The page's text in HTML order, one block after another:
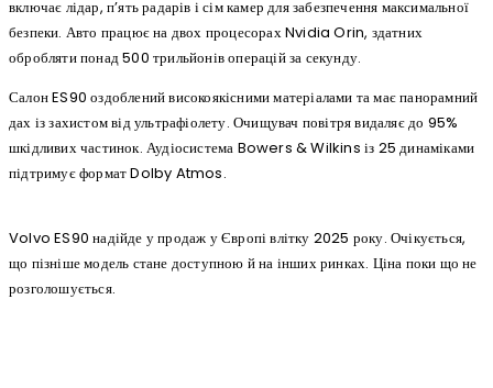
включає лідар, п’ять радарів і сім камер для забезпечення максимальної
безпеки. Авто працює на двох процесорах Nvidia Orin, здатних
обробляти понад 500 трильйонів операцій за секунду.
Салон ES90 оздоблений високоякісними матеріалами та має панорамний
дах із захистом від ультрафіолету. Очищувач повітря видаляє до 95%
шкідливих частинок. Аудіосистема Bowers & Wilkins із 25 динаміками
підтримує формат Dolby Atmos.
Volvo ES90 надійде у продаж у Європі влітку 2025 року. Очікується,
що пізніше модель стане доступною й на інших ринках. Ціна поки що не
розголошується.